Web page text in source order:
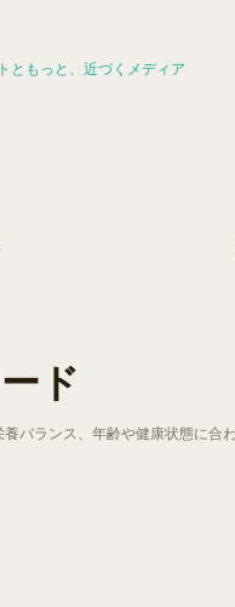
ともっと、近づくメディア
ド
バランス、年齢や健康状態に合